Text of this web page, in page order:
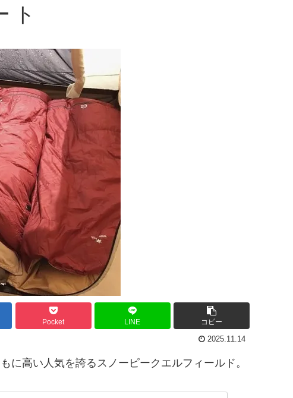
ト
Pocket LINE コピー
2025.11.14
に高い人気を誇るスノーピークエルフィールド。